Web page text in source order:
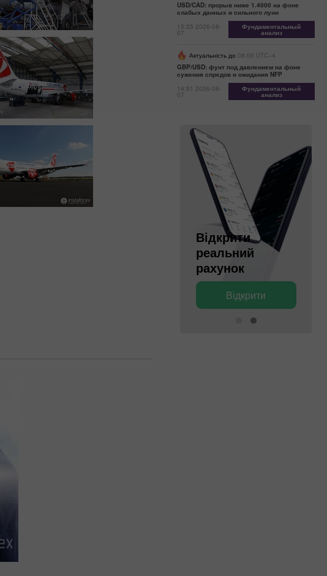
USD/CAD: прорыв ниже 1.4000 на фоне
слабых данных и сильного луни
15:25 2026-08-
07
Фундаментальный
анализ
Актуальність до 08:00 UTC--4
GBP/USD: фунт под давлением на фоне
сужения спредов и ожидания NFP
14:51 2026-08-
07
Фундаментальный
анализ
Відкрити
реальний
рахунок
Відкрити